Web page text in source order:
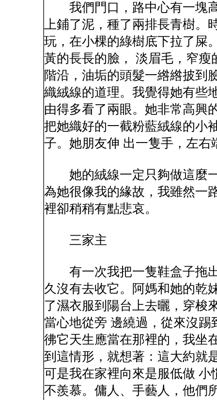
我們門口，路中心有一塊
上鋪了泥，種了兩排長青樹。
玩，在小棵的綠樹底下拉了屎
黃的長長的臉， 淡眉毛，窄
階沿，油垢的頭髮一綹綹披到
織絨線的道理。我覺得她有些
由得多看了兩眼。她非常高興
把她織好的一截粉藍絨線的小
子。她朋友伸 出一隻手，左右
她的絨線一定只夠做這麼
為她很像我的緣故，我雖然一
裡卻稍稍有點悲哀。
三家主
有一次我把一隻鞋盒子拖
久沒有去收它。阿媽和她的乾
了濕衣服到陽台上去曬，穿梭
當心地從旁 邊繞過，從來沒
彿它天生應當在那裡的，我坐
到這情形，就想著：這大約就
可是我在家裡向來是服低做
不羨慕。傭人、手藝人，他們